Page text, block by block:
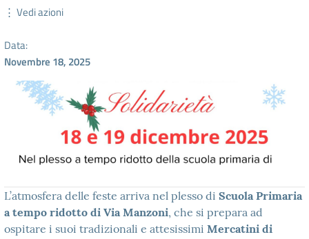
⋮ Vedi azioni
Data:
Novembre 18, 2025
L’atmosfera delle feste arriva nel plesso di Scuola Primaria
a tempo ridotto di Via Manzoni, che si prepara ad
ospitare i suoi tradizionali e attesissimi Mercatini di